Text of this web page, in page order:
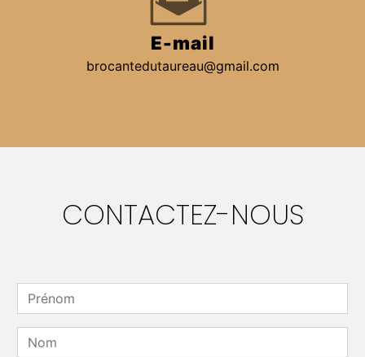
E-mail
brocantedutaureau@gmail.com
CONTACTEZ-NOUS